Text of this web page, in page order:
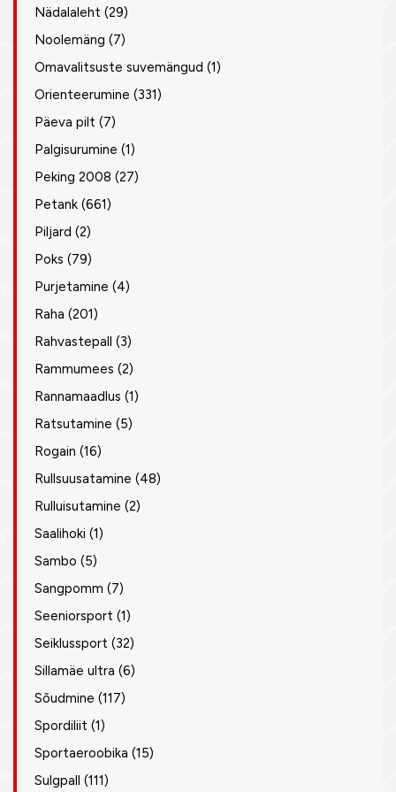
Nädalaleht (29)
Noolemäng (7)
Omavalitsuste suvemängud (1)
Orienteerumine (331)
Päeva pilt (7)
Palgisurumine (1)
Peking 2008 (27)
Petank (661)
Piljard (2)
Poks (79)
Purjetamine (4)
Raha (201)
Rahvastepall (3)
Rammumees (2)
Rannamaadlus (1)
Ratsutamine (5)
Rogain (16)
Rullsuusatamine (48)
Rulluisutamine (2)
Saalihoki (1)
Sambo (5)
Sangpomm (7)
Seeniorsport (1)
Seiklussport (32)
Sillamäe ultra (6)
Sõudmine (117)
Spordiliit (1)
Sportaeroobika (15)
Sulgpall (111)